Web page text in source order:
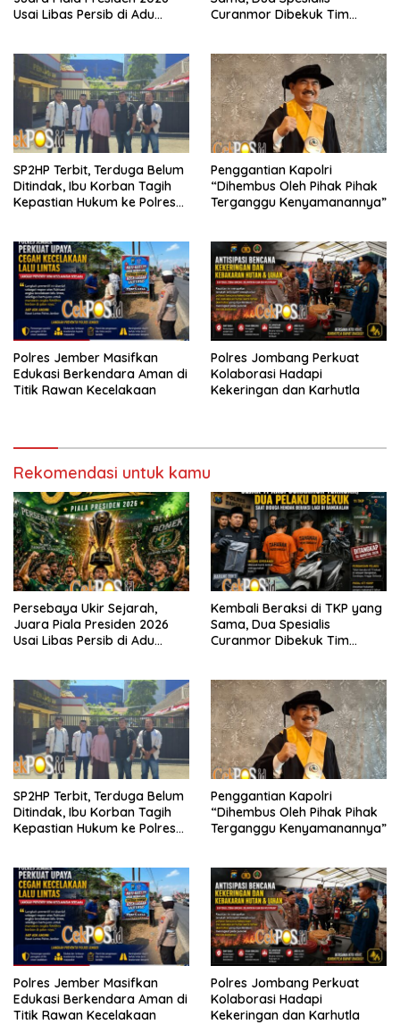
Usai Libas Persib di Adu
Curanmor Dibekuk Tim
SP2HP Terbit, Terduga Belum
Ditindak, Ibu Korban Tagih
Kepastian Hukum ke Polres
Penggantian Kapolri
“Dihembus Oleh Pihak Pihak
Terganggu Kenyamanannya”
Polres Jember Masifkan
Edukasi Berkendara Aman di
Titik Rawan Kecelakaan
Polres Jombang Perkuat
Kolaborasi Hadapi
Kekeringan dan Karhutla
Rekomendasi untuk kamu
Persebaya Ukir Sejarah,
Juara Piala Presiden 2026
Usai Libas Persib di Adu
Kembali Beraksi di TKP yang
Sama, Dua Spesialis
Curanmor Dibekuk Tim
SP2HP Terbit, Terduga Belum
Ditindak, Ibu Korban Tagih
Kepastian Hukum ke Polres
Penggantian Kapolri
“Dihembus Oleh Pihak Pihak
Terganggu Kenyamanannya”
Polres Jember Masifkan
Edukasi Berkendara Aman di
Titik Rawan Kecelakaan
Polres Jombang Perkuat
Kolaborasi Hadapi
Kekeringan dan Karhutla